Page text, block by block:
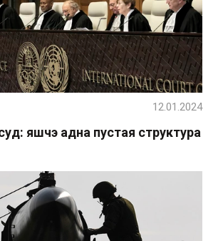
яшчэ адна пустая структура
12.01.2024